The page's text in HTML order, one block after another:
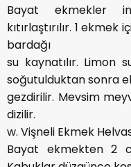
Bayat ekmekler
kıtırlaştırılır. 1
bardağı
su kaynatılır. Limon
soğutulduktan sonra
gezdirilir. Mevsim
dizilir.
w. Vişneli Ekmek
Bayat ekmekten 2